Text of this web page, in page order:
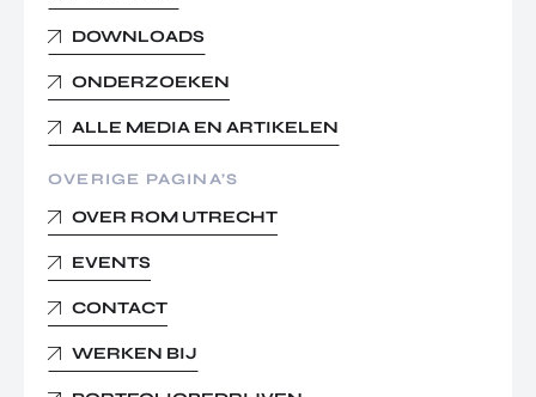
DOWNLOADS
ONDERZOEKEN
ALLE MEDIA EN ARTIKELEN
OVERIGE PAGINA’S
OVER ROM UTRECHT
EVENTS
CONTACT
WERKEN BIJ